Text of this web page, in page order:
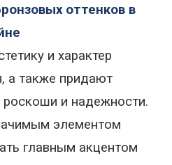
оттенков в
и характер
а также придают
и надежности.
элементом
главным акцентом